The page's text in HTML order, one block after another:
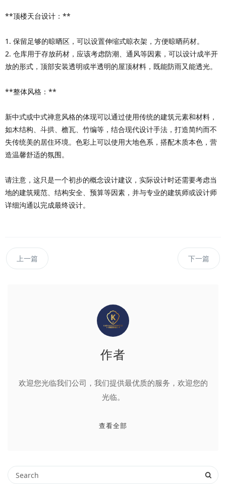
**顶楼天台设计：**
1. 保留足够的晾晒区，可以设置伸缩式晾衣架，方便晾晒药材。
2. 仓库用于存放药材，应该考虑防潮、通风等因素，可以设计成半开
放的形式，顶部安装透明或半透明的屋顶材料，既能防雨又能透光。
**整体风格：**
新中式或中式禅意风格的体现可以通过使用传统的建筑元素和材料，
如木结构、斗拱、檐瓦、竹编等，结合现代设计手法，打造简约而不
失传统美的居住环境。色彩上可以使用大地色系，搭配木质本色，营
造温馨舒适的氛围。
请注意，这只是一个初步的概念设计建议，实际设计时还需要考虑当
地的建筑规范、结构安全、预算等因素，并与专业的建筑师或设计师
详细沟通以完成最终设计。
上一篇 下一篇
作者
欢迎您光临我们公司，我们提供最优质的服务，欢迎您的
光临。
查看全部